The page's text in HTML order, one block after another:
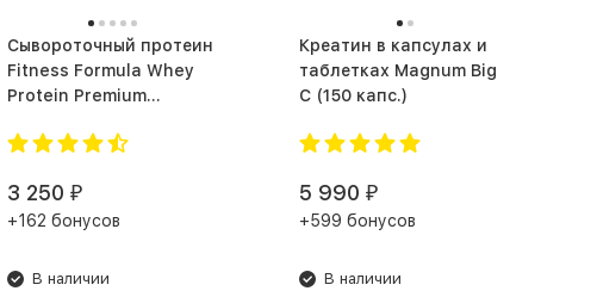
Сывороточный протеин
Fitness Formula Whey
Protein Premium
3 250 ₽
+162 бонусов
В наличии
Креатин в капсулах и
таблетках Magnum Big
C (150 капс.)
5 990 ₽
+599 бонусов
В наличии